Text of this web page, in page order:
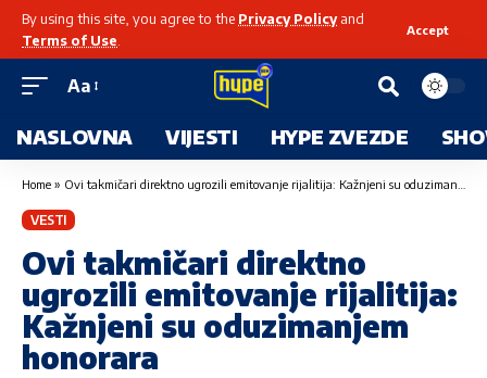
By using this site, you agree to the Privacy Policyand
Terms of Use
Accept
Aa
NASLOVNA VIJESTI HYPE ZVEZDE
Home » Ovi takmičari direktno ugrozili emitovanje rijalitija: Kažnjeni su oduzimanjem honorara
VESTI
Ovi takmičari direktno
ugrozili emitovanje rijalitija:
Kažnjeni su oduzimanjem
honorara